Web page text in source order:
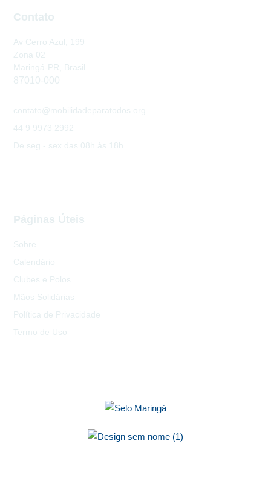
Páginas Úteis
Sobre
Calendário
Clubes e Polos
Mãos Solidárias
Política de Privacidade
Termo de Uso
Contato
Av Cerro Azul, 199
Zona 02
Maringá-PR, Brasil
87010-000
contato@mobilidadeparatodos.org
44 9 9973 2992
De seg - sex das 08h às 18h